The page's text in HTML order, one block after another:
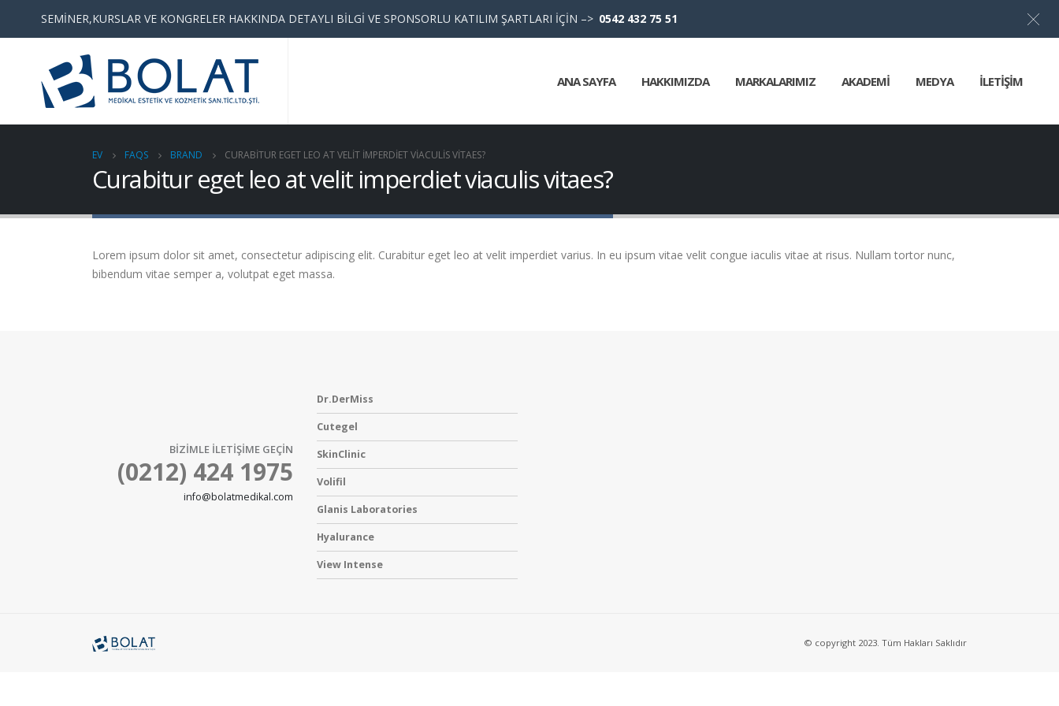
ANA SAYFA HAKKIMIZDA MARKALARIMIZ AKADEMİ MEDYA İLETİŞİM
EV FAQS BRAND CURABITUR EGET LEO AT VELIT IMPERDIET VIACULIS VITAES?
Curabitur eget leo at velit imperdiet viaculis vitaes?
Lorem ipsum dolor sit amet, consectetur adipiscing elit. Curabitur eget leo at velit imperdiet varius. In eu ipsum vitae velit congue iaculis vitae at risus. Nullam tortor nunc,
bibendum vitae semper a, volutpat eget massa.
BİZİMLE İLETİŞİME GEÇİN
(0212) 424 1975
info@bolatmedikal.com
Dr.DerMiss
Cutegel
SkinClinic
Volifil
Glanis Laboratories
Hyalurance
View Intense
© copyright 2023. Tüm Hakları Saklıdır
Türkçe
SEMİNER,KURSLAR VE KONGRELER HAKKINDA DETAYLI BİLGİ VE SPONSORLU KATILIM ŞARTLARI İÇİN –> 0542 432 75 51